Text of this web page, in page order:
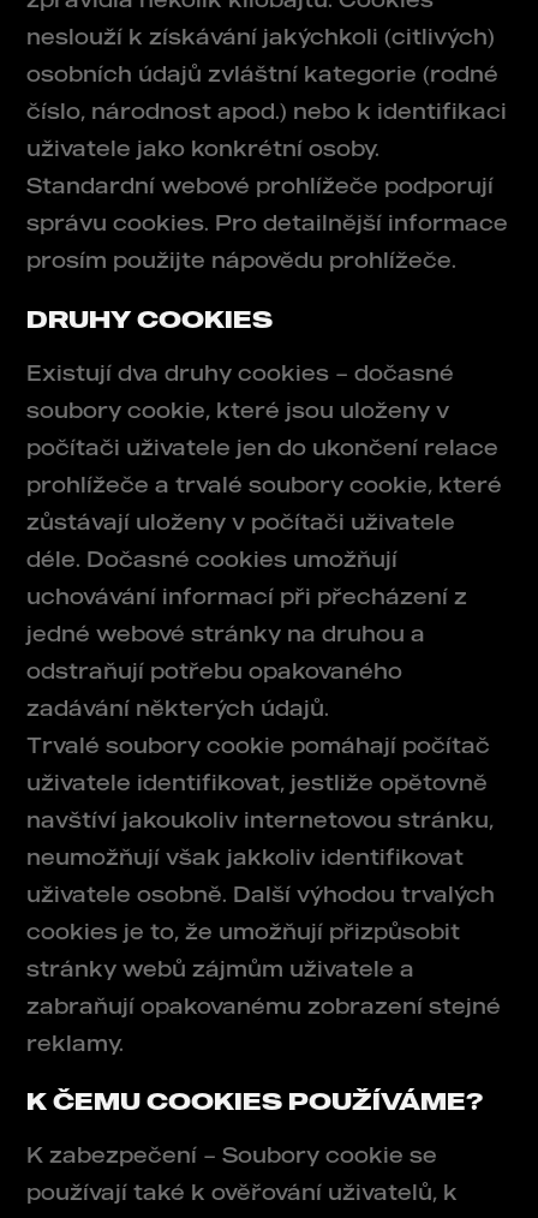
neslouží k získávání jakýchkoli (citlivých)
osobních údajů zvláštní kategorie (rodné
číslo, národnost apod.) nebo k identifikaci
uživatele jako konkrétní osoby.
Standardní webové prohlížeče podporují
správu cookies. Pro detailnější informace
prosím použijte nápovědu prohlížeče.
DRUHY COOKIES
Existují dva druhy cookies – dočasné
soubory cookie, které jsou uloženy v
počítači uživatele jen do ukončení relace
prohlížeče a trvalé soubory cookie, které
zůstávají uloženy v počítači uživatele
déle. Dočasné cookies umožňují
uchovávání informací při přecházení z
jedné webové stránky na druhou a
odstraňují potřebu opakovaného
zadávání některých údajů.
Trvalé soubory cookie pomáhají počítač
uživatele identifikovat, jestliže opětovně
navštíví jakoukoliv internetovou stránku,
neumožňují však jakkoliv identifikovat
uživatele osobně. Další výhodou trvalých
cookies je to, že umožňují přizpůsobit
stránky webů zájmům uživatele a
zabraňují opakovanému zobrazení stejné
reklamy.
K ČEMU COOKIES POUŽÍVÁME?
K zabezpečení – Soubory cookie se
používají také k ověřování uživatelů, k